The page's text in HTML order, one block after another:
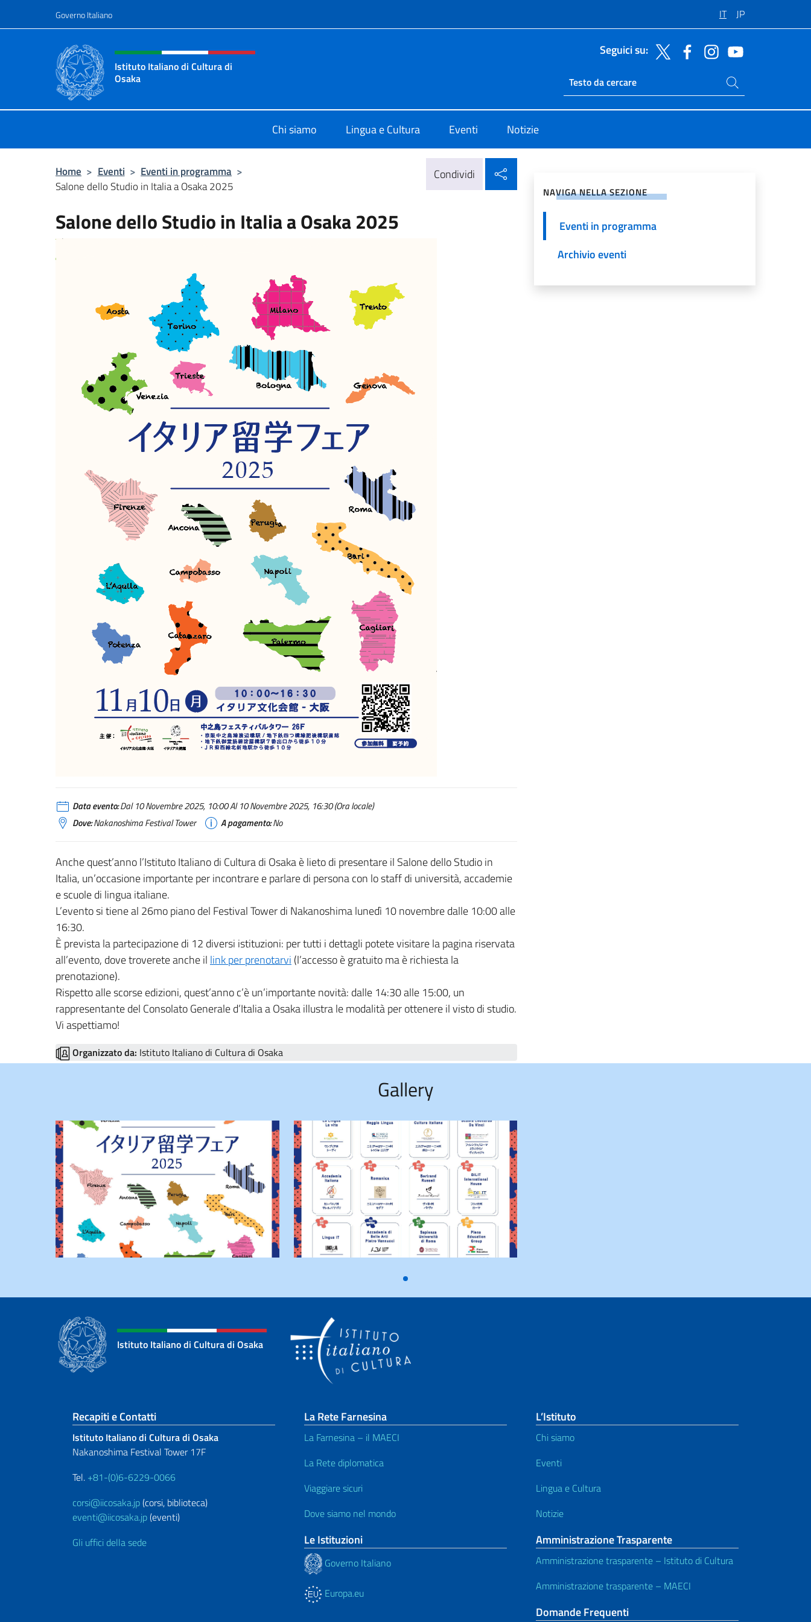
Governo Italiano IT JP
Intestazione sito, social e menù
Istituto Italiano di Cultura di
Osaka
Seguici su:
Ricerca sito live
Cerca nel sito
Chi siamo Lingua e Cultura Eventi Notizie
Home > Eventi > Eventi in programma >
Salone dello Studio in Italia a Osaka 2025
Condividi
Salone dello Studio in Italia a Osaka 2025
Data evento:Dal 10 Novembre 2025, 10:00 Al 10 Novembre 2025, 16:30 (Ora locale)
Dove:Nakanoshima Festival Tower A pagamento:No
Anche quest’anno l’Istituto Italiano di Cultura di Osaka è lieto di presentare il Salone dello Studio in
Italia, un’occasione importante per incontrare e parlare di persona con lo staff di università, accademie
e scuole di lingua italiane.
L’evento si tiene al 26mo piano del Festival Tower di Nakanoshima lunedì 10 novembre dalle 10:00 alle
16:30.
È prevista la partecipazione di 12 diversi istituzioni: per tutti i dettagli potete visitare la pagina riservata
all’evento, dove troverete anche il link per prenotarvi (l’accesso è gratuito ma è richiesta la
prenotazione).
Rispetto alle scorse edizioni, quest’anno c’è un’importante novità: dalle 14:30 alle 15:00, un
rappresentante del Consolato Generale d’Italia a Osaka illustra le modalità per ottenere il visto di studio.
Vi aspettiamo!
Organizzato da: Istituto Italiano di Cultura di Osaka
NAVIGA NELLA SEZIONE
Eventi in programma
Archivio eventi
Gallery
Istituto Italiano di Cultura di Osaka
Sezione footer
Recapiti e Contatti
Istituto Italiano di Cultura di Osaka
Nakanoshima Festival Tower 17F
Tel. +81-(0)6-6229-0066
corsi@iicosaka.jp(corsi, biblioteca)
eventi@iicosaka.jp(eventi)
Gli uffici della sede
La Rete Farnesina
La Farnesina – il MAECI
La Rete diplomatica
Viaggiare sicuri
Dove siamo nel mondo
Le Istituzioni
Governo Italiano
Europa.eu
L’Istituto
Chi siamo
Eventi
Lingua e Cultura
Notizie
Amministrazione Trasparente
Amministrazione trasparente – Istituto di Cultura
Amministrazione trasparente – MAECI
Domande Frequenti